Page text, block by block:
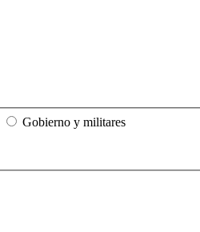
Gobierno y militares